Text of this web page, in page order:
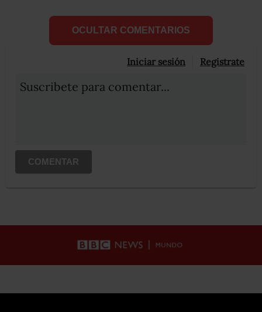
OCULTAR COMENTARIOS
Iniciar sesión Registrate
Suscribete para comentar...
COMENTAR